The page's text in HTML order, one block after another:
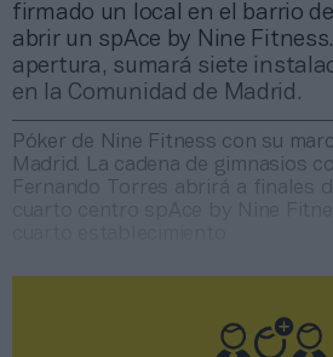
firmado un local en el barrio
abrir un spAce by Nine
apertura, sumará siete
en la Comunidad de Madrid.
Póker de Nine Fitness con su
Madrid. La cadena de gimnasios
Fernando Torres abrirá a finales